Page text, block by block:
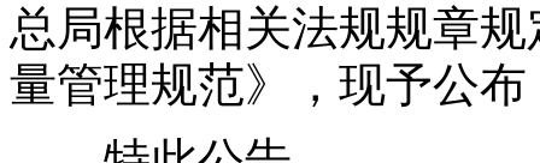
总局根据相关法规规章
量管理规范》，现予公